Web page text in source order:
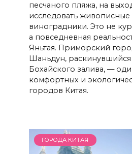
песчаного пляжа, на
исследовать
виноградники. Это не
а повседневная
Яньтая. Приморский
Шаньдун, раскинувшийся
Бохайского залива, —
комфортных и
городов Китая.
ГОРОДА КИТАЯ